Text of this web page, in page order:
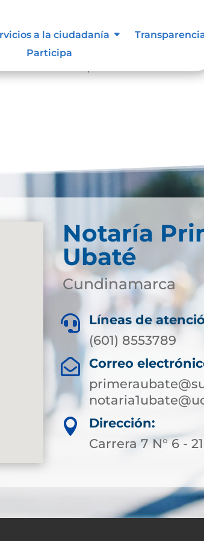
a la ciudadanía
Participa
su búsqueda o utilice la
Notaría
Ubaté
Cundinamarca

Líneas de
(601) 8553789

Correo

Dirección:
Carrera 7 N° 6 - 21